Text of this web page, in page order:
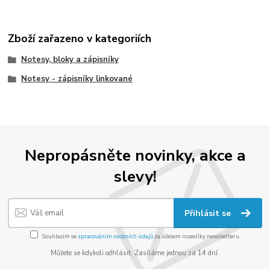
Zboží zařazeno v kategoriích
Notesy, bloky a zápisníky
Notesy - zápisníky linkované
Nepropásněte novinky, akce a
slevy!
Přihlásit se
Souhlasím se zpracováním osobních údajůza účelem rozesílky newsletteru.
Můžete se kdykoli odhlásit. Zasíláme jednou za 14 dní.